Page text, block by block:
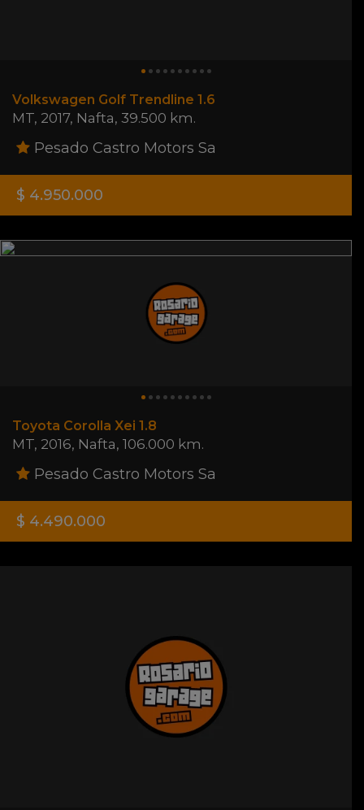
Volkswagen Golf Trendline 1.6
MT, 2017, Nafta, 39.500 km.
Pesado Castro Motors Sa
$ 4.950.000
Toyota Corolla Xei 1.8
MT, 2016, Nafta, 106.000 km.
Pesado Castro Motors Sa
$ 4.490.000